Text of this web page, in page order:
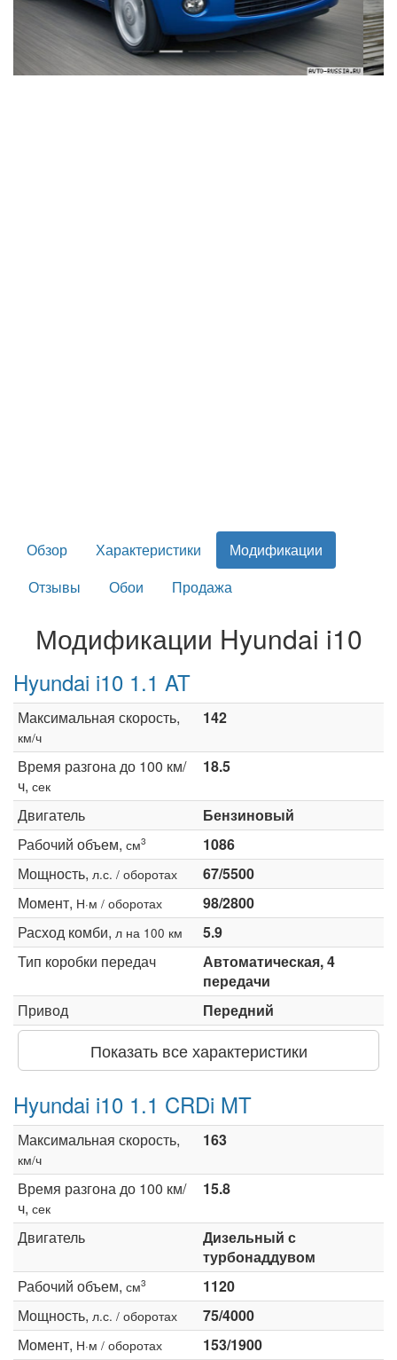
Обзор Характеристики
Модификации
Отзывы
Обои Продажа
Модификации Hyundai i10
Hyundai i10 1.1 AT
Максимальная скорость,
км/ч
142
Время разгона до 100 км/
ч, сек
18.5
Двигатель
Бензиновый
Рабочий объем, см3
1086
Мощность, л.с. / оборотах
67/5500
Момент, Н·м / оборотах
98/2800
Расход комби, л на 100 км
5.9
Тип коробки передач
Автоматическая, 4
передачи
Привод
Передний
Показать все характеристики
Hyundai i10 1.1 CRDi MT
Максимальная скорость,
км/ч
163
Время разгона до 100 км/
ч, сек
15.8
Двигатель
Дизельный с
турбонаддувом
Рабочий объем, см3
1120
Мощность, л.с. / оборотах
75/4000
Момент, Н·м / оборотах
153/1900